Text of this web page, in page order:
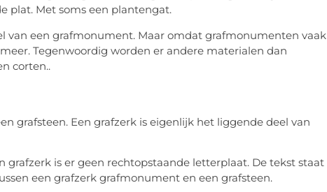
plat. Met soms een plantengat.
van een grafmonument. Maar omdat grafmonumenten vaak
Tegenwoordig worden er andere materialen dan
corten..
grafsteen. Een grafzerk is eigenlijk het liggende deel van
is er geen rechtopstaande letterplaat. De tekst staat
een grafzerk grafmonument en een grafsteen.